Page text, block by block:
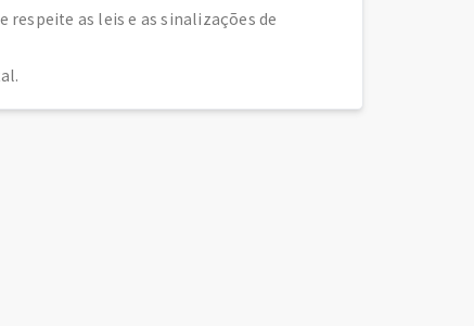
respeite as leis e as sinalizações de